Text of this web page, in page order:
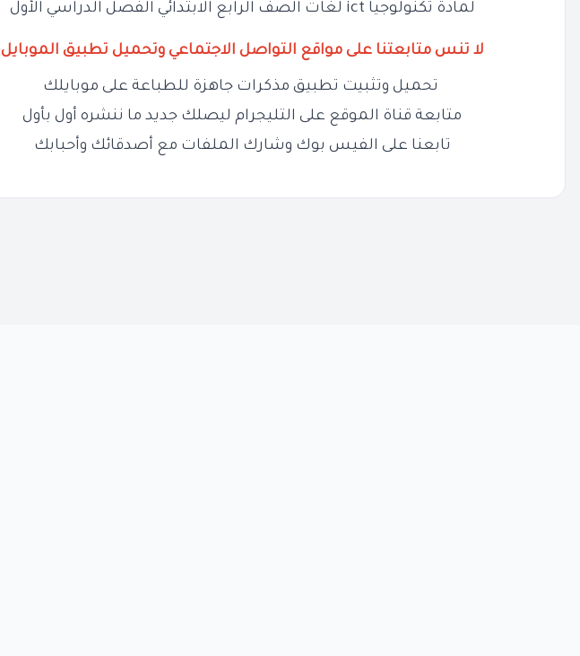
لمادة تكنولوجيا ict لغات الصف الرابع الابتدائي الفصل الدراسي الأول
لا تنس متابعتنا على مواقع التواصل الاجتماعي وتحميل تطبيق الموبايل
تحميل وتثبيت تطبيق مذكرات جاهزة للطباعة على موبايلك
متابعة قناة الموقع على التليجرام ليصلك جديد ما ننشره أول بأول
تابعنا على الفيس بوك وشارك الملفات مع أصدقائك وأحبابك